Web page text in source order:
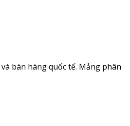
bán hàng quốc tế. Mảng phân